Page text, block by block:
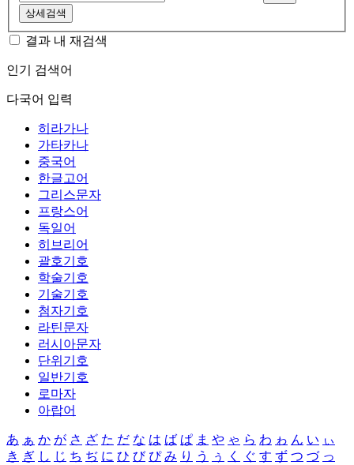
상세검색
결과 내 재검색
인기 검색어
다국어 입력
히라가나
가타카나
중국어
한글고어
그리스문자
프랑스어
독일어
히브리어
괄호기호
학술기호
기술기호
첨자기호
라틴문자
러시아문자
단위기호
일반기호
로마자
아랍어
あ ぁ か が さ ざ た だ な は ば ぱ ま や ゃ ら わ ゎ ん い ぃ
き ぎ し じ ち ぢ に ひ び ぴ み り う ぅ く ぐ す ず つ づ っ